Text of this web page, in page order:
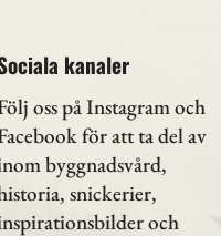
kanaler
oss på Instagramoch
för att ta del av
byggnadsvård,
snickerier,
och